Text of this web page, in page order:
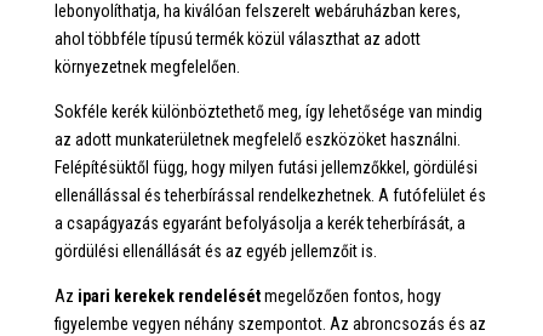
lebonyolíthatja, ha kiválóan felszerelt webáruházban keres,
ahol többféle típusú termék közül választhat az adott
környezetnek megfelelően.
Sokféle kerék különböztethető meg, így lehetősége van mindig
az adott munkaterületnek megfelelő eszközöket használni.
Felépítésüktől függ, hogy milyen futási jellemzőkkel, gördülési
ellenállással és teherbírással rendelkezhetnek. A futófelület és
a csapágyazás egyaránt befolyásolja a kerék teherbírását, a
gördülési ellenállását és az egyéb jellemzőit is.
Az ipari kerekek rendelésétmegelőzően fontos, hogy
figyelembe vegyen néhány szempontot. Az abroncsozás és az